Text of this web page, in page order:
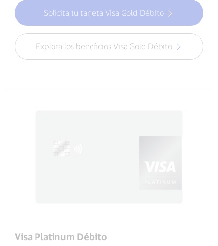
Solicita tu tarjeta Visa Gold Débito
Explora los beneficios Visa Gold Débito
Visa Platinum Débito